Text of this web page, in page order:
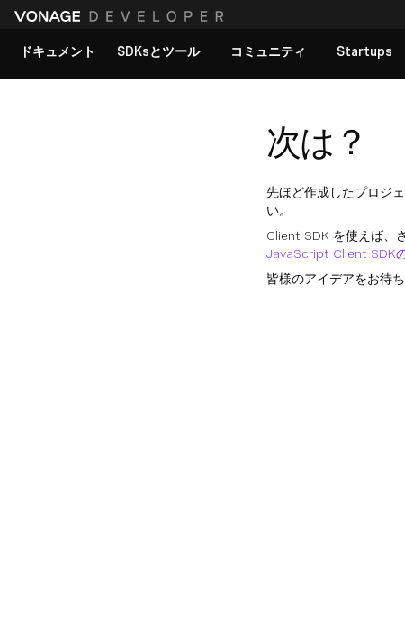
ドキュメント
SDKsとツール コミュニティ Startups
次は？
先ほど作成したプロジ
い。
Client SDK を使えば、
JavaScript Client SDK
皆様のアイデアをお待